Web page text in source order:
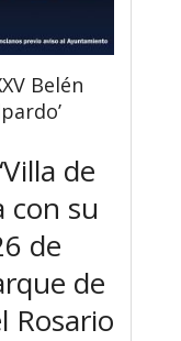
Belén
de
con su
de
de
Rosario